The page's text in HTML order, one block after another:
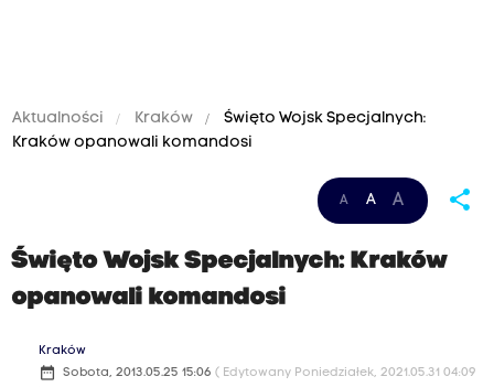
Aktualności Kraków
Święto Wojsk Specjalnych:
Kraków opanowali komandosi
A A A share
Święto Wojsk Specjalnych: Kraków
opanowali komandosi
Kraków
date_range Sobota, 2013.05.25 15:06 ( Edytowany Poniedziałek, 2021.05.31 04:09